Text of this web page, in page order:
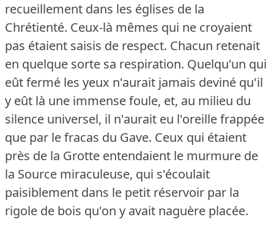
recueillement dans les églises de la
Chrétienté. Ceux-là mêmes qui ne croyaient
pas étaient saisis de respect. Chacun retenait
en quelque sorte sa respiration. Quelqu'un qui
eût fermé les yeux n'aurait jamais deviné qu'il
y eût là une immense foule, et, au milieu du
silence universel, il n'aurait eu l'oreille frappée
que par le fracas du Gave. Ceux qui étaient
près de la Grotte entendaient le murmure de
la Source miraculeuse, qui s'écoulait
paisiblement dans le petit réservoir par la
rigole de bois qu'on y avait naguère placée.